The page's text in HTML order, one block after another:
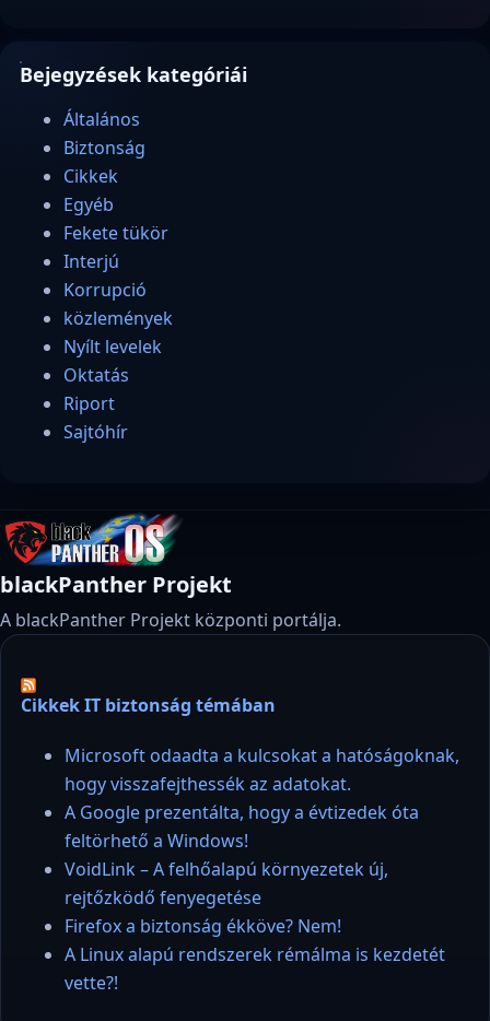
Bejegyzések kategóriái
Általános
Biztonság
Cikkek
Egyéb
Fekete tükör
Interjú
Korrupció
közlemények
Nyílt levelek
Oktatás
Riport
Sajtóhír
blackPanther Projekt
A blackPanther Projekt központi portálja.
Cikkek IT biztonság témában
Microsoft odaadta a kulcsokat a hatóságoknak,
hogy visszafejthessék az adatokat.
A Google prezentálta, hogy a évtizedek óta
feltörhető a Windows!
VoidLink – A felhőalapú környezetek új,
rejtőzködő fenyegetése
Firefox a biztonság ékköve? Nem!
A Linux alapú rendszerek rémálma is kezdetét
vette?!